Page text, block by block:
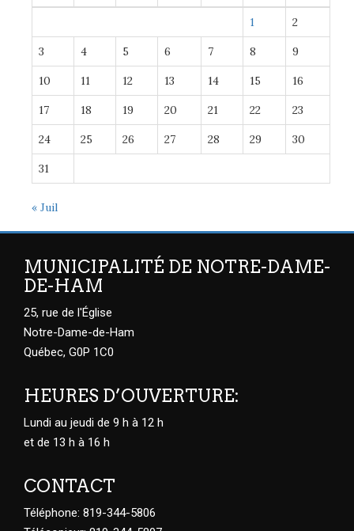
1 2
3 4 5 6 7 8 9
10 11 12 13 14 15 16
17 18 19 20 21 22 23
24 25 26 27 28 29 30
31
« Juil
MUNICIPALITÉ DE NOTRE-DAME-
DE-HAM
25, rue de l'Église
Notre-Dame-de-Ham
Québec, G0P 1C0
HEURES D’OUVERTURE:
Lundi au jeudi de 9 h à 12 h
et de 13 h à 16 h
CONTACT
Téléphone: 819-344-5806